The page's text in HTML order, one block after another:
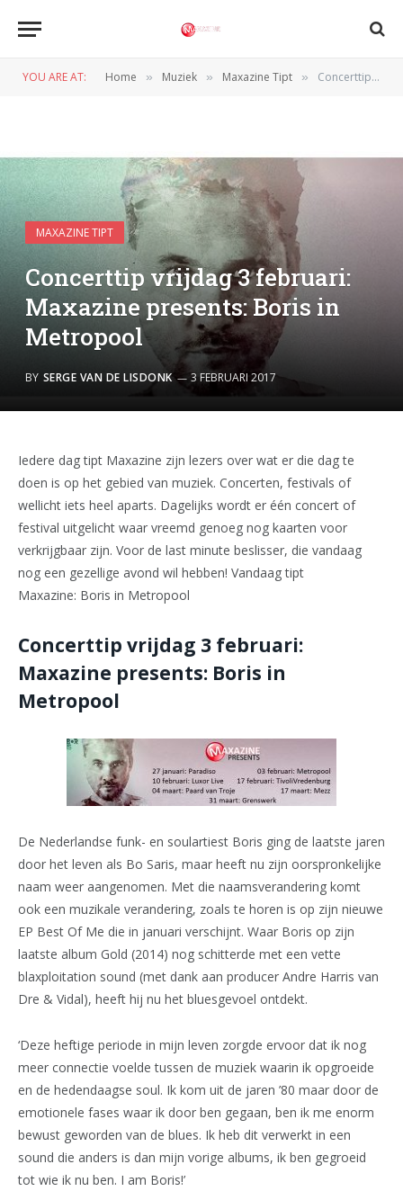
YOU ARE AT: Home » Muziek » Maxazine Tipt » Concerttip vrijdag 3 februari: Maxazine presents: Boris in Metropool
MAXAZINE TIPT
Concerttip vrijdag 3 februari:
Maxazine presents: Boris in
Metropool
BY SERGE VAN DE LISDONK 3 FEBRUARI 2017
Iedere dag tipt Maxazine zijn lezers over wat er die dag te
doen is op het gebied van muziek. Concerten, festivals of
wellicht iets heel aparts. Dagelijks wordt er één concert of
festival uitgelicht waar vreemd genoeg nog kaarten voor
verkrijgbaar zijn. Voor de last minute beslisser, die vandaag
nog een gezellige avond wil hebben! Vandaag tipt
Maxazine: Boris in Metropool
Concerttip vrijdag 3 februari:
Maxazine presents: Boris in
Metropool
De Nederlandse funk- en soulartiest Boris ging de laatste jaren
door het leven als Bo Saris, maar heeft nu zijn oorspronkelijke
naam weer aangenomen. Met die naamsverandering komt
ook een muzikale verandering, zoals te horen is op zijn nieuwe
EP Best Of Me die in januari verschijnt. Waar Boris op zijn
laatste album Gold (2014) nog schitterde met een vette
blaxploitation sound (met dank aan producer Andre Harris van
Dre & Vidal), heeft hij nu het bluesgevoel ontdekt.
‘Deze heftige periode in mijn leven zorgde ervoor dat ik nog
meer connectie voelde tussen de muziek waarin ik opgroeide
en de hedendaagse soul. Ik kom uit de jaren ’80 maar door de
emotionele fases waar ik door ben gegaan, ben ik me enorm
bewust geworden van de blues. Ik heb dit verwerkt in een
sound die anders is dan mijn vorige albums, ik ben gegroeid
tot wie ik nu ben. I am Boris!’